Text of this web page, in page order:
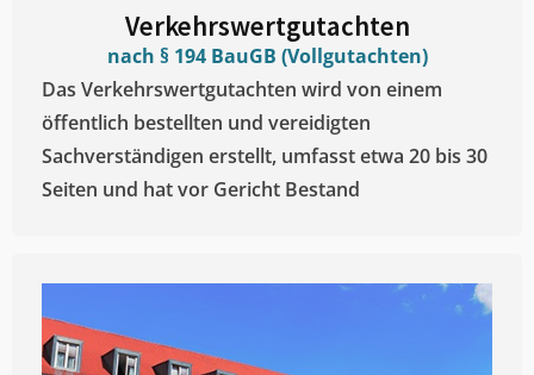
Verkehrswertgutachten
nach § 194 BauGB (Vollgutachten)
Das Verkehrswertgutachten wird von einem
öffentlich bestellten und vereidigten
Sachverständigen erstellt, umfasst etwa 20 bis 30
Seiten und hat vor Gericht Bestand